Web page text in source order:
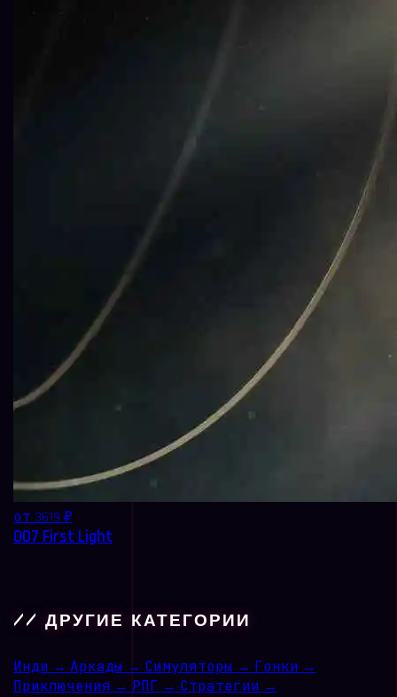
от 3619 ₽
007 First Light
// ДРУГИЕ КАТЕГОРИИ
Инди → Аркады → Симуляторы → Гонки →
Приключения → РПГ → Стратегии →